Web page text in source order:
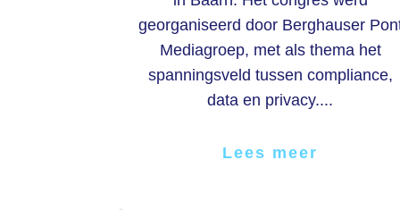
georganiseerd door Berghauser
Mediagroep, met als thema het
spanningsveld tussen compliance,
data en privacy....
Lees meer